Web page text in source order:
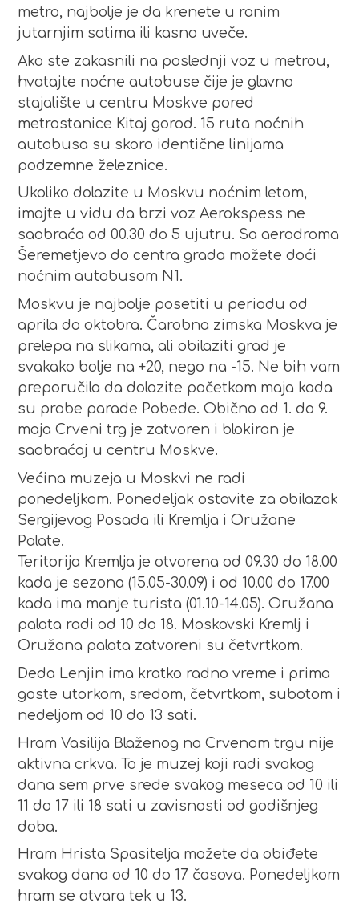
metro, najbolje je da krenete u ranim
jutarnjim satima ili kasno uveče.
Ako ste zakasnili na poslednji voz u metrou,
hvatajte noćne autobuse čije je glavno
stajalište u centru Moskve pored
metrostanice Kitaj gorod. 15 ruta noćnih
autobusa su skoro identične linijama
podzemne železnice.
Ukoliko dolazite u Moskvu noćnim letom,
imajte u vidu da brzi voz Aerokspess ne
saobraća od 00.30 do 5 ujutru. Sa aerodroma
Šeremetjevo do centra grada možete doći
noćnim autobusom N1.
Moskvu je najbolje posetiti u periodu od
aprila do oktobra. Čarobna zimska Moskva je
prelepa na slikama, ali obilaziti grad je
svakako bolje na +20, nego na -15. Ne bih vam
preporučila da dolazite početkom maja kada
su probe parade Pobede. Obično od 1. do 9.
maja Crveni trg je zatvoren i blokiran je
saobraćaj u centru Moskve.
Većina muzeja u Moskvi ne radi
ponedeljkom. Ponedeljak ostavite za obilazak
Sergijevog Posada ili Kremlja i Oružane
Palate.
Teritorija Kremlja je otvorena od 09.30 do 18.00
kada je sezona (15.05-30.09) i od 10.00 do 17.00
kada ima manje turista (01.10-14.05). Oružana
palata radi od 10 do 18. Moskovski Kremlj i
Oružana palata zatvoreni su četvrtkom.
Deda Lenjin ima kratko radno vreme i prima
goste utorkom, sredom, četvrtkom, subotom i
nedeljom od 10 do 13 sati.
Hram Vasilija Blaženog na Crvenom trgu nije
aktivna crkva. To je muzej koji radi svakog
dana sem prve srede svakog meseca od 10 ili
11 do 17 ili 18 sati u zavisnosti od godišnjeg
doba.
Hram Hrista Spasitelja možete da obiđete
svakog dana od 10 do 17 časova. Ponedeljkom
hram se otvara tek u 13.